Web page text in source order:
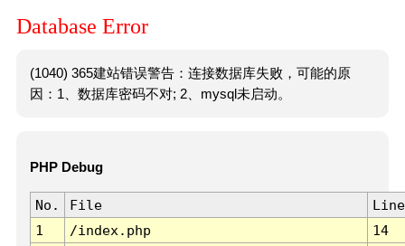
Database Error
(1040) 365建站错误警告：连接数据库失败，可能的原
因：1、数据库密码不对; 2、mysql未启动。
PHP Debug
No. File
Line
1
/index.php 14